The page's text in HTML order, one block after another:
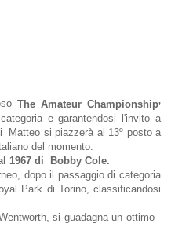
The Amateur Championship
e garantendosi l'invito a
Matteo si piazzerà al 13º posto a
del momento.
1967 di Bobby Cole.
dopo il passaggio di categoria
Park di Torino, classificandosi
si guadagna un ottimo